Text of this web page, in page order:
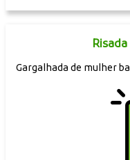
Gargalhada de mulher